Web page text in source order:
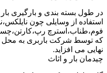
در طول بسته بندی و بارگیری
استفاده از وسایلی چون
فوم،طناب،استرچ
که توسط شرکت باربری به محل
نهایی می افزاید.
چیدمان بار و اثاث